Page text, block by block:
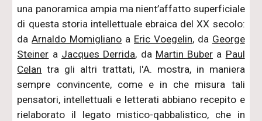
una panoramica ampia ma nient’affatto superficiale
di questa storia intellettuale ebraica del XX secolo:
daArnaldo Momigliano a Eric Voegelin, da George
Steiner a Jacques Derrida, da Martin Buber a Paul
Celan tra gli altri trattati, l'A. mostra, in maniera
sempre convincente, come e in che misura tali
pensatori, intellettuali e letterati abbiano recepito e
rielaborato il legato mistico-qabbalistico, che in